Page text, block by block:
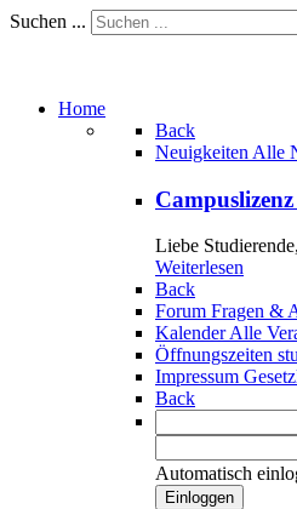
Suchen ...
Home
Back
Neuigkeiten Alle
Liebe
Weiterlesen
Back
Forum Fragen &
KalenderAlle
Öffnungszeiten
Impressum
Back
Automatisch
Einloggen